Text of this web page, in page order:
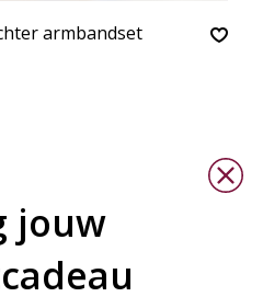
armbandset
jouw